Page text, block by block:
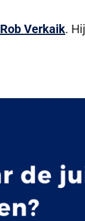
Rob Verkaik.